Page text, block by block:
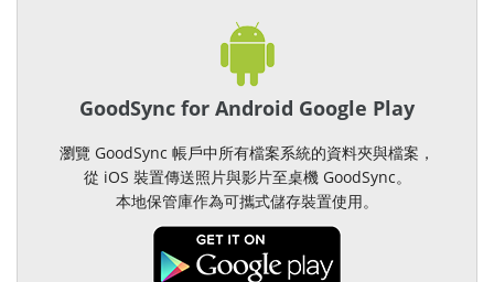
GoodSync for Android Google Play
瀏覽 GoodSync 帳戶中所有檔案系統的資料夾與檔案，
從 iOS 裝置傳送照片與影片至桌機 GoodSync。
本地保管庫作為可攜式儲存裝置使用。